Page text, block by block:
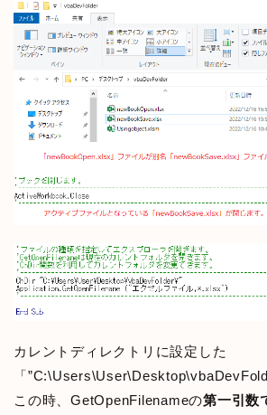
カレントディレクトリに設定した
「
この時、GetOpenFilenameの第一引数